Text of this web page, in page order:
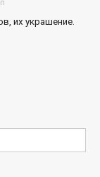
их украшение.